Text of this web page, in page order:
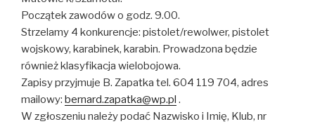
Początek zawodów o godz. 9.00.
Strzelamy 4 konkurencje: pistolet/rewolwer, pistolet
wojskowy, karabinek, karabin. Prowadzona będzie
również klasyfikacja wielobojowa.
Zapisy przyjmuje B. Zapatka tel. 604 119 704, adres
mailowy: bernard.zapatka@wp.pl .
W zgłoszeniu należy podać Nazwisko i Imię, Klub, nr